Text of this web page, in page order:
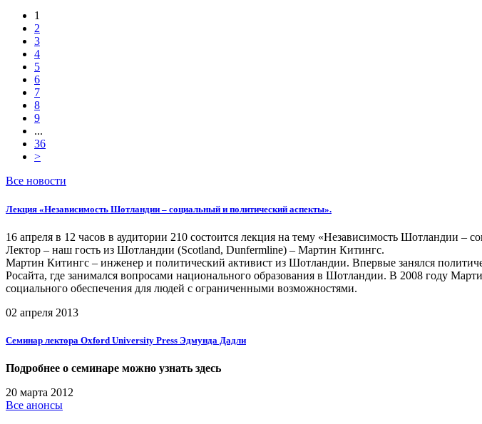
1
2
3
4
5
6
7
8
9
...
36
>
Все новости
Лекция «Независимость Шотландии – социальный и политический аспекты».
16 апреля в 12 часов в аудитории 210 состоится лекция на тему «Независимость Шотландии –
Лектор – наш гость из Шотландии (Scotland, Dunfermline) – Мартин Китингс.
Мартин Китингс – инженер и политический активист из Шотландии. Впервые занялся
Росайта, где занимался вопросами национального образования в Шотландии. В 2008 году
социального обеспечения для людей с ограниченными возможностями.
02 апреля 2013
Семинар лектора Oxford University Press Эдмунда Дадли
Подробнее о семинаре можно узнать здесь
20 марта 2012
Все анонсы